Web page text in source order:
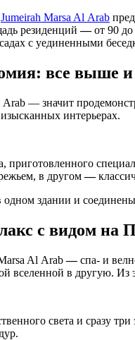
Jumeirah Marsa Al Arab
резиденций—от 90 до
с уединенными
все выше
— значит
интерьерах.
приготовленного
в другом—
одном здании и
с видом на
Al Arab—спа- и
вселенной в другую. Из
света и сразу